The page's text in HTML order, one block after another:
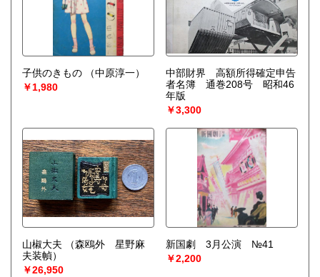
子供のきもの
（中原淳一）
￥1,980
中部財界 高額所得確定申告
者名簿 通巻208号 昭和46
年版
￥3,300
山椒大夫
（森鴎外 星野麻
夫装幀）
￥26,950
新国劇 3月公演 №41
￥2,200